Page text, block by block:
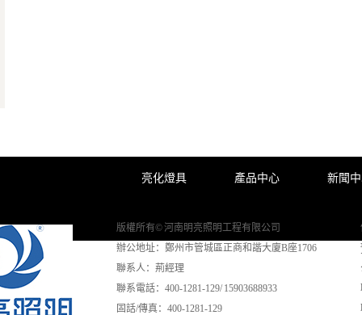
亮化燈具 產品中心 新聞
版權所有© 河南明亮照明工程有限公司
辦公地址：鄭州市管城區正商和諧大廈B座1706
聯系人：荊經理
聯系電話：400-1281-129/ 15903688933
固話/傳真：400-1281-129